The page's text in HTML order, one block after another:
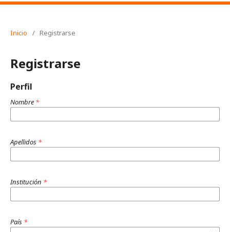
Inicio / Registrarse
Registrarse
Perfil
Nombre *
Apellidos *
Institución *
País *